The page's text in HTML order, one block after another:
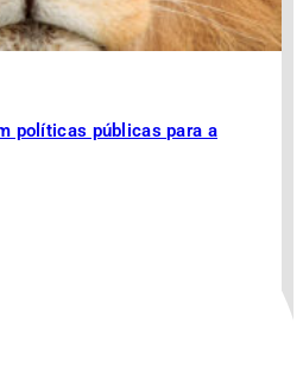
políticas públicas para a